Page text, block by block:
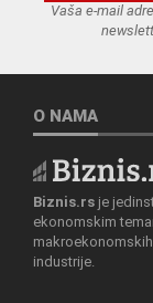
Vaša e-mail
O NAMA
Biznis.rs je
ekonomskim
industrije.